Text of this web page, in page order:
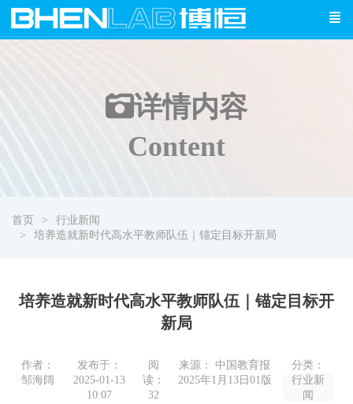
详情内容
Content
首页
行业新闻
培养造就新时代高水平教师队伍｜锚定目标开新局
培养造就新时代高水平教师队伍｜锚定目标开
新局
作者：
邹海阔
发布于：
2025-01-13
10:07
阅
读：
32
来源： 中国教育报
2025年1月13日01版
分类：
行业新
闻